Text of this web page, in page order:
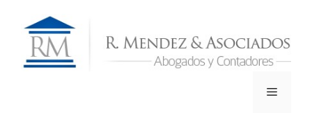
content
Menu